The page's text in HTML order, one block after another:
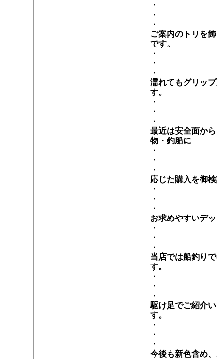
・
・
・
ご案内のトリを
です。
・
・
・
濡れてもグリッ
す。
・
・
・
最近は安全面か
物・釣船に
・
・
・
応じた購入を御
・
・
・
お求めやすいデ
・
・
・
当店では船釣り
す。
・
・
・
駆け足でご紹介
す。
・
・
・
今後も新色含め